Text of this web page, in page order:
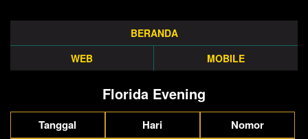
BERANDA
WEB
MOBILE
Florida Evening
Tanggal Hari Nomor